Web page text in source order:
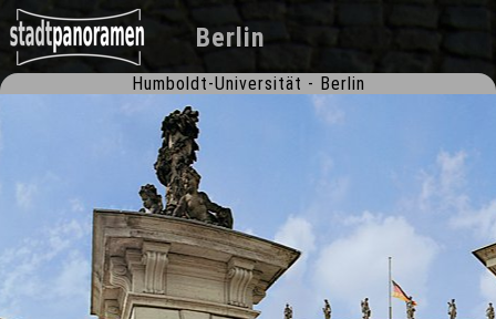
Berlin
Humboldt-Universität - Berlin